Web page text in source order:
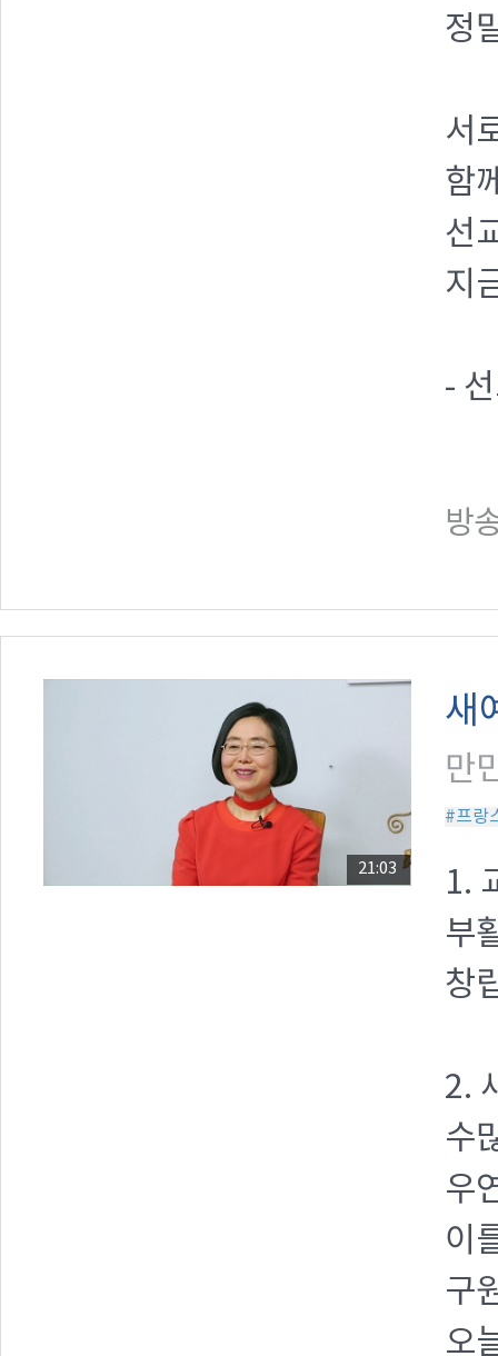
정
서
함
선
지
-
방
21:03
새
만
#프랑
1.
부
창
2.
수
우
이
구
오